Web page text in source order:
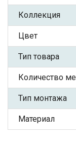
Коллекция
Цвет
Тип товара
Количество
Тип монтажа
Материал